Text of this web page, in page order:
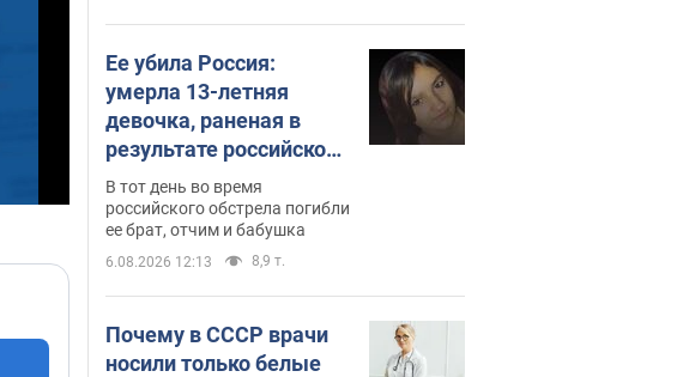
Ее убила Россия:
умерла 13-летняя
девочка, раненая в
результате российской
атаки на Сумскую
область. Фото
В тот день во время
российского обстрела погибли
ее брат, отчим и бабушка
6.08.2026 12:13 8,9 т.
Почему в СССР врачи
носили только белые